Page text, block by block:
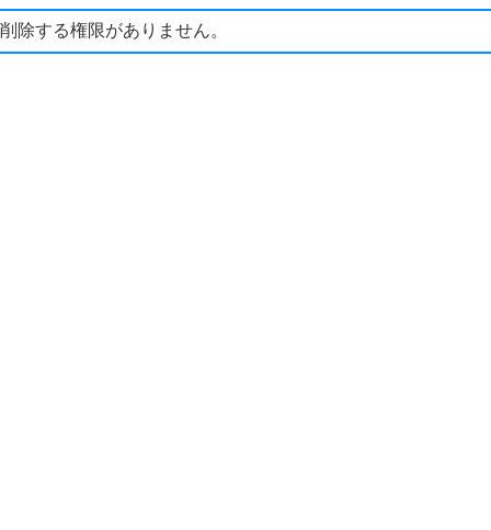
削除する権限がありません。